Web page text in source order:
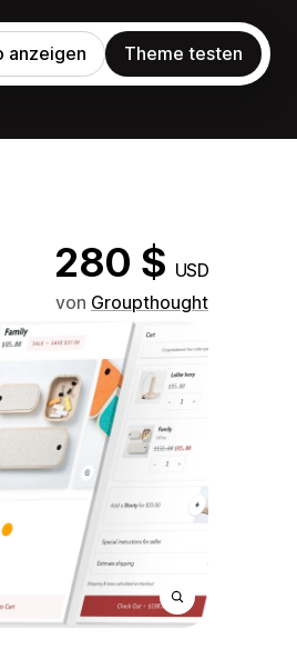
anzeigen Theme testen
280 $ USD
von Groupthought